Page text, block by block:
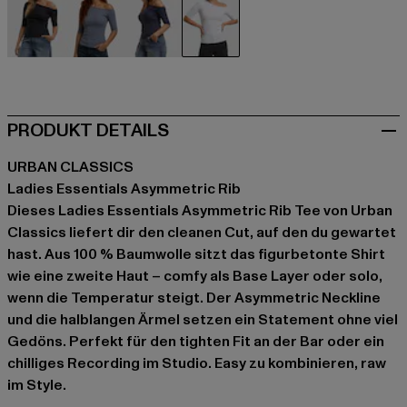
PRODUKT DETAILS
URBAN CLASSICS
Ladies Essentials Asymmetric Rib
Dieses Ladies Essentials Asymmetric Rib Tee von Urban
Classics liefert dir den cleanen Cut, auf den du gewartet
hast. Aus 100 % Baumwolle sitzt das figurbetonte Shirt
wie eine zweite Haut – comfy als Base Layer oder solo,
wenn die Temperatur steigt. Der Asymmetric Neckline
und die halblangen Ärmel setzen ein Statement ohne viel
Gedöns. Perfekt für den tighten Fit an der Bar oder ein
chilliges Recording im Studio. Easy zu kombinieren, raw
im Style.